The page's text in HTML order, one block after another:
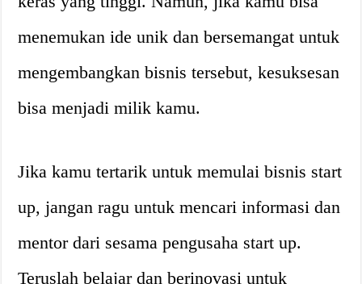
menemukan ide unik dan bersemangat untuk
mengembangkan bisnis tersebut, kesuksesan
bisa menjadi milik kamu.
Jika kamu tertarik untuk memulai bisnis start
up, jangan ragu untuk mencari informasi dan
mentor dari sesama pengusaha start up.
Teruslah belajar dan berinovasi untuk